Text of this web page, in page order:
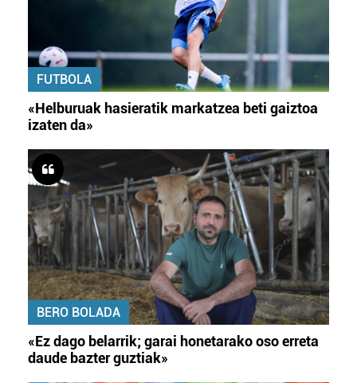
FUTBOLA
«Helburuak hasieratik markatzea beti gaiztoa
izaten da»
BERO BOLADA
«Ez dago belarrik; garai honetarako oso erreta
daude bazter guztiak»